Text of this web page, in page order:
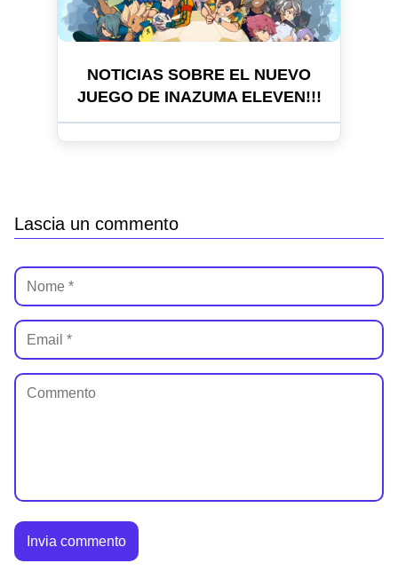
NOTICIAS SOBRE EL NUEVO
JUEGO DE INAZUMA ELEVEN!!!
Lascia un commento